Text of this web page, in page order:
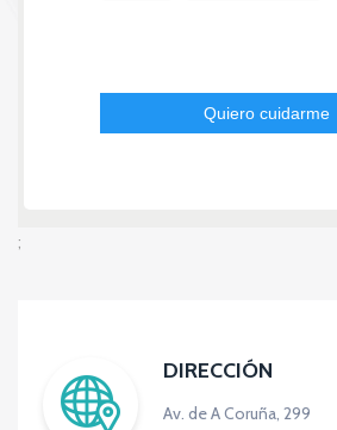
;
DIRECCIÓN
Av. de A Coruña, 299